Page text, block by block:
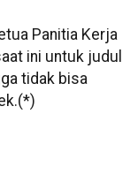
Panitia Kerja
ini untuk judul
tidak bisa